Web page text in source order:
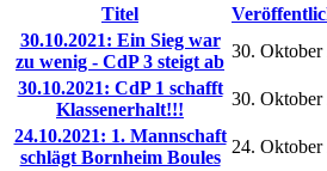
Titel
30.10.2021: Ein Sieg war
zu wenig - CdP 3 steigt ab
30. Oktober
30.10.2021: CdP 1 schafft
Klassenerhalt!!!
30. Oktober
24.10.2021: 1. Mannschaft
schlägt Bornheim Boules
24. Oktober